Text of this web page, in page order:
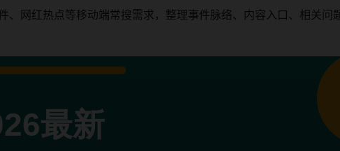
、网红热点等移动端常搜需求，整理事件脉络、内容入口、相关问